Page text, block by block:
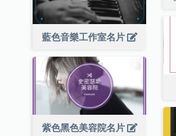
藍色音樂工作室名片
紫色黑色美容院名片